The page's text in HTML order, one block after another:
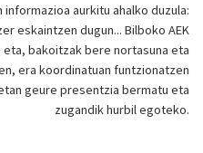
aurkitu ahalko duzula:
eskaintzen dugun... Bilboko AEK
bakoitzak bere nortasuna eta
era koordinatuan funtzionatzen
geure presentzia bermatu eta
zugandik hurbil egoteko.